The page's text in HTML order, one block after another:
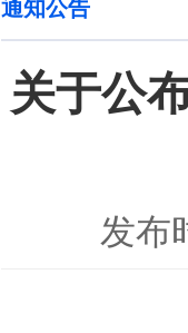
通知公告
关于公
发布